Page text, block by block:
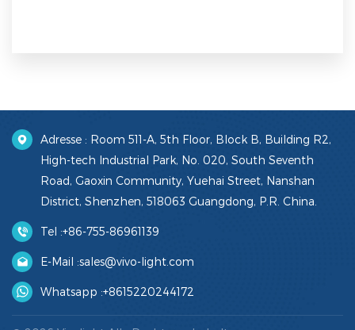
Adresse : Room 511-A, 5th Floor, Block B, Building R2,
High-tech Industrial Park, No. 020, South Seventh
Road, Gaoxin Community, Yuehai Street, Nanshan
District, Shenzhen, 518063 Guangdong, P.R. China.
Tel :+86-755-86961139
E-Mail :sales@vivo-light.com
Whatsapp :+8615220244172